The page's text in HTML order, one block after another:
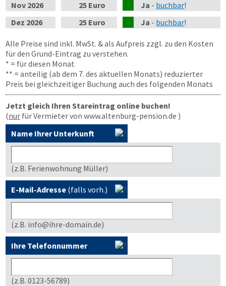
Nov 2026 25 Euro Ja - buchbar!
Dez 2026 25 Euro Ja - buchbar!
Alle Preise sind inkl. MwSt. & als Aufpreis zzgl. zu den Kosten
für den Grund-Eintrag zu verstehen.
* = für diesen Monat
** = anteilig (ab dem 7. des aktuellen Monats) reduzierter
Preis bei gleichzeitiger Buchung auch des folgenden Monats
Jetzt gleich Ihren Stareintrag online buchen!
(nur für Vermieter von www.altenburg-pension.de )
Name Ihrer Unterkunft
(z.B. Ferienwohnung Müller)
E-Mail-Adresse (falls vorh.)
(z.B. info@ihre-domain.de)
Ihre Telefonnummer
(z.B. 0123-56789)